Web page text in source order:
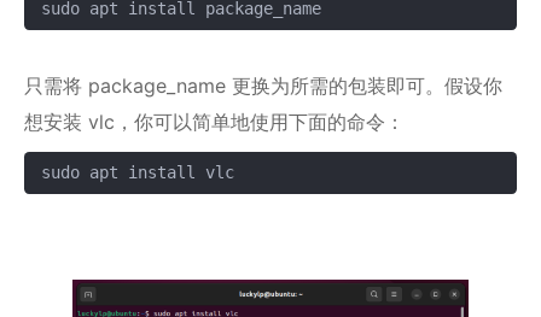
sudo apt install package_name
只需将 package_name 更换为所需的包装即可。假设你
想安装 vlc，你可以简单地使用下面的命令：
sudo apt install vlc